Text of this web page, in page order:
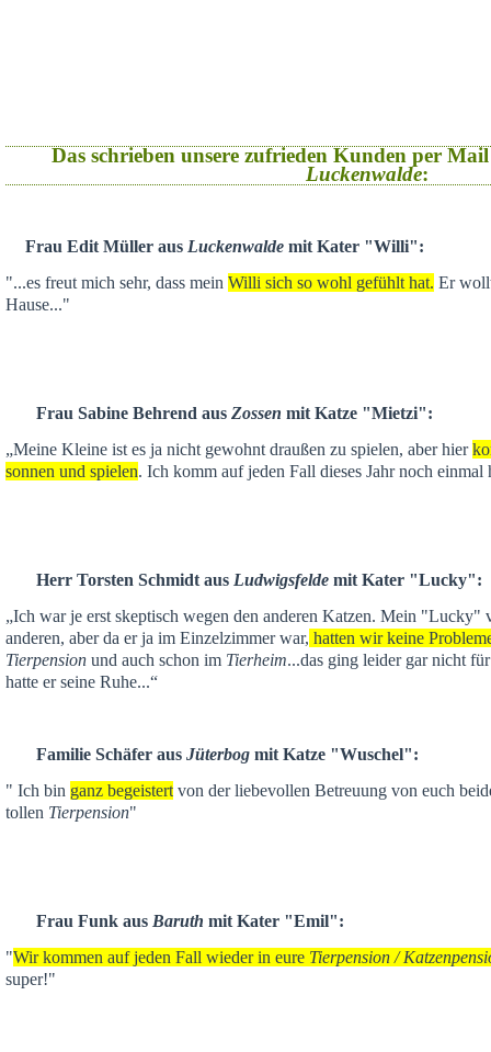
Das schrieben unsere zufrieden Kunden per
Luckenwalde:
Frau Edit Müller aus Luckenwalde mit Kater "Willi":
"...es freut mich sehr, dass mein Willi sich so wohl gefühlt hat. Er
Hause..."
Frau Sabine Behrend aus Zossen mit Katze "Mietzi":
„Meine Kleine ist es ja nicht gewohnt draußen zu spielen, aber hier
sonnen und spielen. Ich komm auf jeden Fall dieses Jahr noch einmal
Herr Torsten Schmidt aus Ludwigsfelde mit Kater "Lucky":
„Ich war je erst skeptisch wegen den anderen Katzen. Mein "Lucky"
anderen, aber da er ja im Einzelzimmer war, hatten wir keine
Tierpension und auch schon im Tierheim...das ging leider gar nicht
hatte er seine Ruhe...“
Familie Schäfer aus Jüterbog mit Katze "Wuschel":
" Ich bin ganz begeistert von der liebevollen Betreuung von euch
tollen Tierpension"
Frau Funk aus Baruth mit Kater "Emil":
"Wir kommen auf jeden Fall wieder in eure Tierpension /
super!"